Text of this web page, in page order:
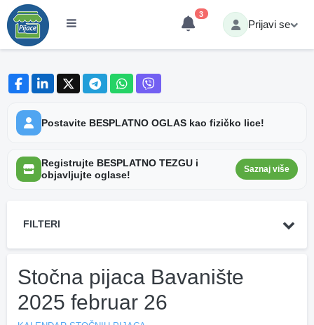
3
Prijavi se
Postavite BESPLATNO OGLAS kao fizičko lice!
Registrujte BESPLATNO TEZGU i
objavljujte oglase!
Saznaj više
FILTERI
Stočna pijaca Bavanište
2025 februar 26